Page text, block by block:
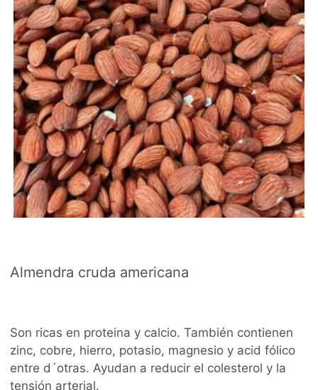
Almendra cruda americana
Son ricas en proteina y calcio. También contienen
zinc, cobre, hierro, potasio, magnesio y acid fólico
entre d´otras. Ayudan a reducir el colesterol y la
tensión arterial.